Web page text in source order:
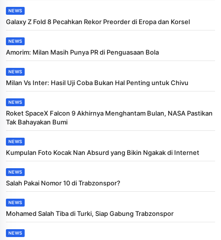
NEWS
Galaxy Z Fold 8 Pecahkan Rekor Preorder di Eropa dan Korsel
NEWS
Amorim: Milan Masih Punya PR di Penguasaan Bola
NEWS
Milan Vs Inter: Hasil Uji Coba Bukan Hal Penting untuk Chivu
NEWS
Roket SpaceX Falcon 9 Akhirnya Menghantam Bulan, NASA Pastikan
Tak Bahayakan Bumi
NEWS
Kumpulan Foto Kocak Nan Absurd yang Bikin Ngakak di Internet
NEWS
Salah Pakai Nomor 10 di Trabzonspor?
NEWS
Mohamed Salah Tiba di Turki, Siap Gabung Trabzonspor
NEWS